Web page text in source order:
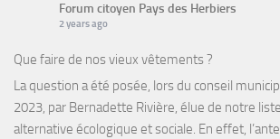
Forum citoyen Pays des Herbiers
2 years ago
Que faire de nos vieux vêtements ?
La question a été posée, lors du conseil
2023, par Bernadette Rivière, élue de notre
alternative écologique et sociale. En effet,